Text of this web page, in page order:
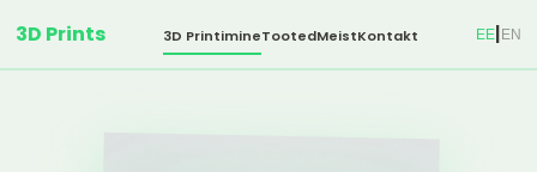
3D Prints 3D PrintimineTootedMeistKontakt EE|EN